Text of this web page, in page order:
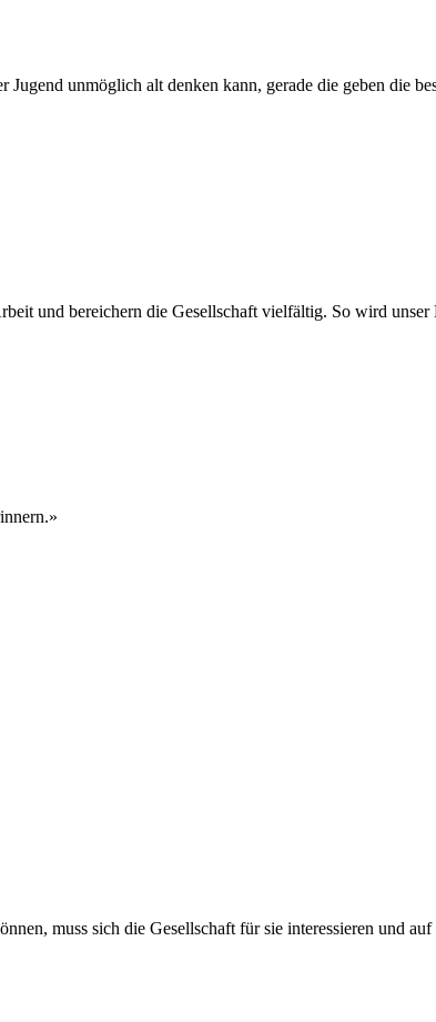
unmöglich alt denken kann, gerade die geben die
und bereichern die Gesellschaft vielfältig. So wird unser
muss sich die Gesellschaft für sie interessieren und